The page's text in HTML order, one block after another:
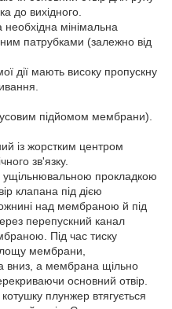
до вихідного.
мінімальна
патрубками (залежно від
дії мають високу пропускну
підйомом мембрани).
із жорстким центром
зв'язку.
прокладкою
клапана під дією
над мембраною й під
перепускний канал
Під час тиску
мембрани,
вниз, а мембрана щільно
основний отвір.
плунжер втягується